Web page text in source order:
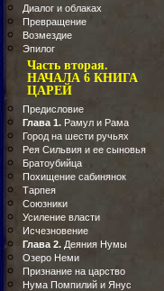
Диалог и облаках
Превращение
Возмездие
Эпилог
Часть вторая.
НАЧАЛА 6 КНИГА
ЦАРЕЙ
Предисловие
Глава 1. Рамул и Рама
Город на шести ручьях
Рея Сильвия и ее сыновья
Братоубийца
Похищение сабинянок
Тарпея
Союзники
Усиление власти
Исчезновение
Глава 2. Деяния Нумы
Озеро Неми
Признание на царство
Нума Помпилий и Янус